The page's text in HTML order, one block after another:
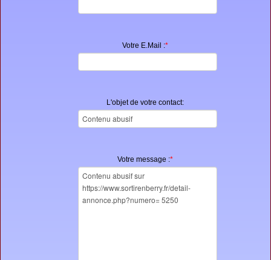
Votre E.Mail :*
L'objet de votre contact:
Votre message :*